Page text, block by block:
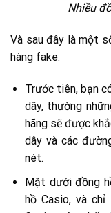
Nhiều
Và sau đây là một
hàng fake:
Trước tiên, bạn
dây, thường
hãng sẽ được
dây và các
nét.
Mặt dưới đồng
hồ Casio, và